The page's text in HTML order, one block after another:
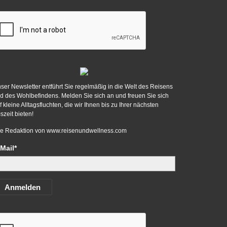
Newsletter entführt Sie regelmäßig in die Welt des Reisens
des Wohlbefindens. Melden Sie sich an und freuen Sie sich
kleine Alltagsfluchten, die wir Ihnen bis zu Ihrer nächsten
bieten!
Redaktion von www.reisenundwellness.com
Anmelden